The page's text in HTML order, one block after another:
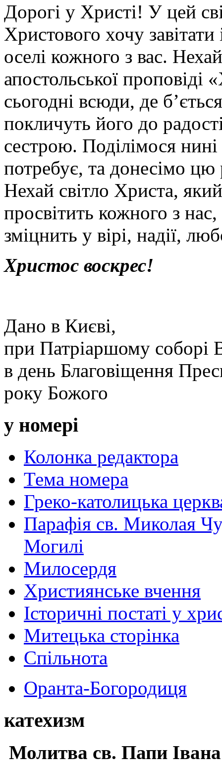
Дорогі у Христі! У цей
Христового хочу
оселі кожного з вас.
апостольської
сьогодні всюди, де
покличуть його до
сестрою. Поділімося
потребує, та донесімо цю
Нехай світло Христа,
просвітить кожного з
зміцнить у вірі, надії,
Христос воскрес!
Дано в Києві,
при Патріаршому соборі
в день Благовіщення
року Божого
у номері
Колонка редактора
Тема номера
Греко-католицька
Парафія св. Миколая
Могилі
Милосердя
Християнське вчення
Історичні постаті у
Митецька сторінка
Спільнота
Оранта-Богородиця
катехизм
Молитва св. Папи